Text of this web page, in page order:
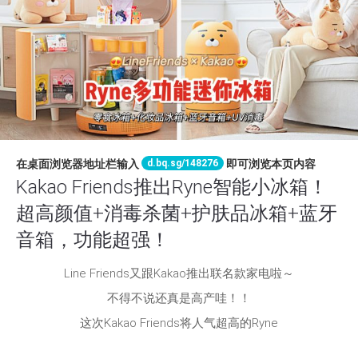
在桌面浏览器地址栏输入 d.bq.sg/148276 即可浏览本页内容
Kakao Friends推出Ryne智能小冰箱！
超高颜值+消毒杀菌+护肤品冰箱+蓝牙
音箱，功能超强！
Line Friends又跟Kakao推出联名款家电啦～
不得不说还真是高产哇！！
这次Kakao Friends将人气超高的Ryne